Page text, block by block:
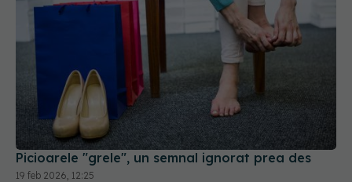
Picioarele "grele", un semnal ignorat prea des
19 feb 2026, 12:25